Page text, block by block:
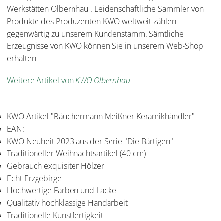
Werkstätten Olbernhau . Leidenschaftliche Sammler von
Produkte des Produzenten KWO weltweit zählen
gegenwärtig zu unserem Kundenstamm. Sämtliche
Erzeugnisse von KWO können Sie in unserem Web-Shop
erhalten.
Weitere Artikel vonKWO Olbernhau
KWO Artikel "Räuchermann Meißner Keramikhändler"
EAN:
KWO Neuheit 2023 aus der Serie "Die Bärtigen"
Traditioneller Weihnachtsartikel (40 cm)
Gebrauch exquisiter Hölzer
Echt Erzgebirge
Hochwertige Farben und Lacke
Qualitativ hochklassige Handarbeit
Traditionelle Kunstfertigkeit